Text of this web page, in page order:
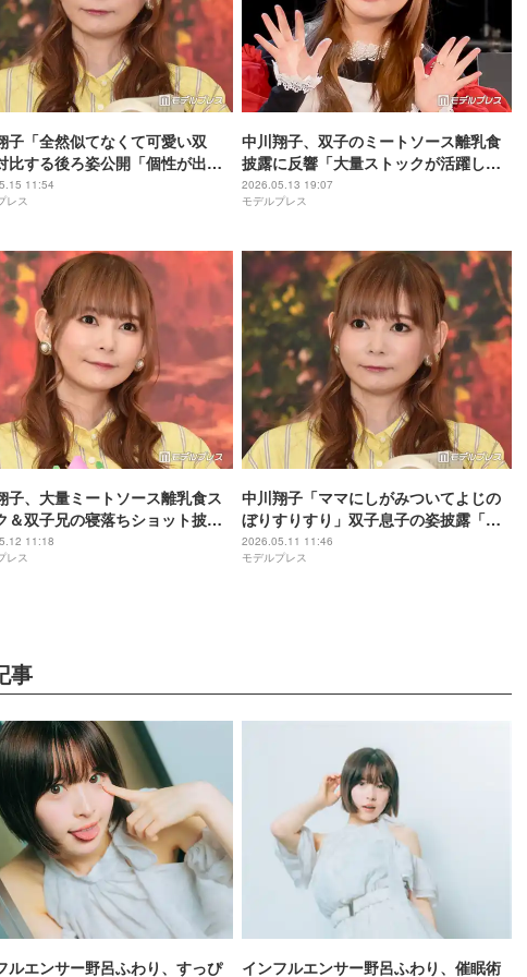
子「全然似てなくて可愛い双
比する後ろ姿公開「個性が出て
」「愛おしさが伝わってくる」
11:54
レス
中川翔子、双子のミートソース離乳食
披露に反響「大量ストックが活躍して
る」「栄養バッチリ」
2026.05.13 19:07
モデルプレス
子、大量ミートソース離乳食ス
＆双子兄の寝落ちショット披露
感じる」「お兄ちゃんマイペー
声
11:18
レス
中川翔子「ママにしがみついてよじの
ぼりすりすり」双子息子の姿披露「尊
くて浄化される」「癒し効果抜群」の
声
2026.05.11 11:46
モデルプレス
事
ルエンサー野呂ふわり、すっぴ インフルエンサー野呂ふわり、催眠術